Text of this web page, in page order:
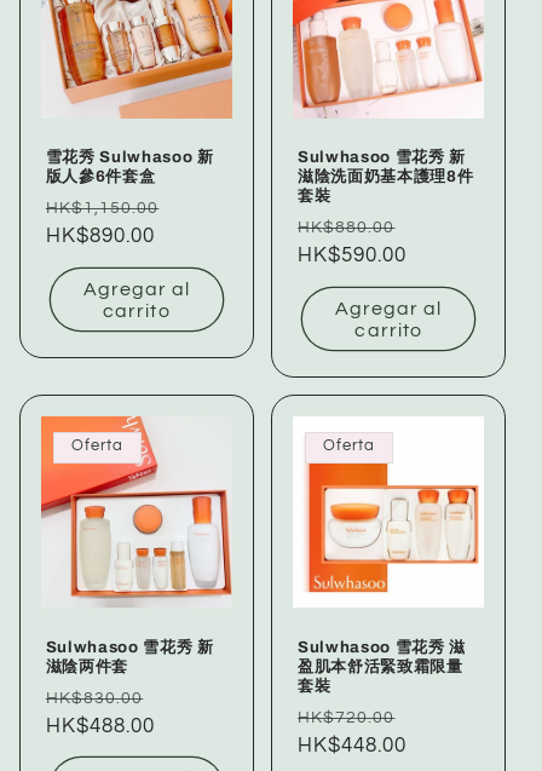
雪花秀 Sulwhasoo 新
版人參6件套盒
Precio
habitual
HK$1,150.00
oferta
HK$890.00
Agregar al
carrito
Sulwhasoo 雪花秀 新
滋陰洗面奶基本護理8件
套裝
Precio
habitual
HK$880.00
oferta
HK$590.00
Agregar al
carrito
Oferta
Sulwhasoo 雪花秀 新
滋陰两件套
Precio
habitual
HK$830.00
oferta
HK$488.00
Oferta
Sulwhasoo 雪花秀 滋
盈肌本舒活緊致霜限量
套裝
Precio
habitual
HK$720.00
HK$448.00